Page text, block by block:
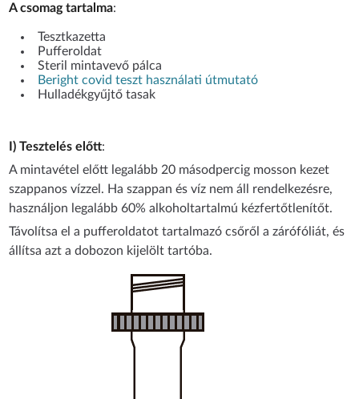
A csomag tartalma:
Tesztkazetta
Pufferoldat
Steril mintavevő pálca
Beright covid teszt használati útmutató
Hulladékgyűjtő tasak
I) Tesztelés előtt:
A mintavétel előtt legalább 20 másodpercig mosson kezet
szappanos vízzel. Ha szappan és víz nem áll rendelkezésre,
használjon legalább 60% alkoholtartalmú kézfertőtlenítőt.
Távolítsa el a pufferoldatot tartalmazó csőről a zárófóliát, és
állítsa azt a dobozon kijelölt tartóba.